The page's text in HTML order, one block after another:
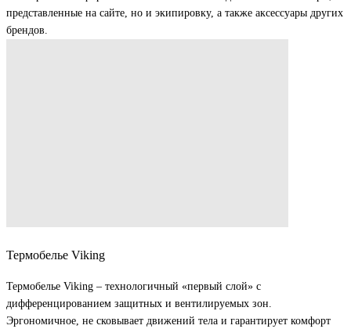
представленные на сайте, но и экипировку, а также аксессуары других
брендов.
Термобелье Viking
Термобелье Viking – технологичный «первый слой» с
дифференцированием защитных и вентилируемых зон.
Эргономичное, не сковывает движений тела и гарантирует комфорт